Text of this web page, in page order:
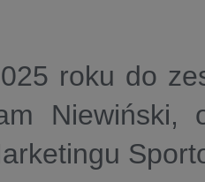
roku do
Niewiński,